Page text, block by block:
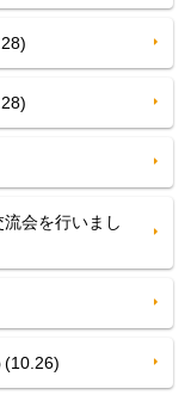
会を行いまし